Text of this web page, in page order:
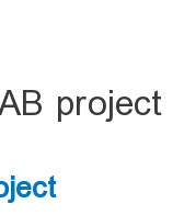
project